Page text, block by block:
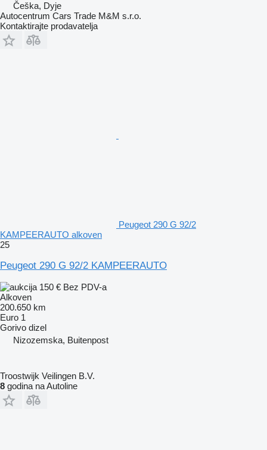
Češka, Dyje
Autocentrum Cars Trade M&M s.r.o.
Kontaktirajte prodavatelja
Peugeot 290 G 92/2
KAMPEERAUTO alkoven
25
Peugeot 290 G 92/2 KAMPEERAUTO
150 € Bez PDV-a
Alkoven
200.650 km
Euro 1
Gorivo dizel
Nizozemska, Buitenpost
Troostwijk Veilingen B.V.
8 godina na Autoline